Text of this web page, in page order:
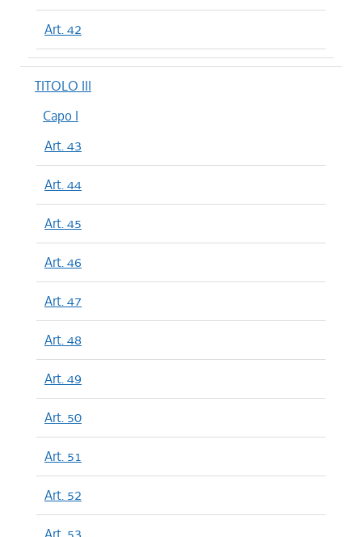
Art. 42
TITOLO III
Capo I
Art. 43
Art. 44
Art. 45
Art. 46
Art. 47
Art. 48
Art. 49
Art. 50
Art. 51
Art. 52